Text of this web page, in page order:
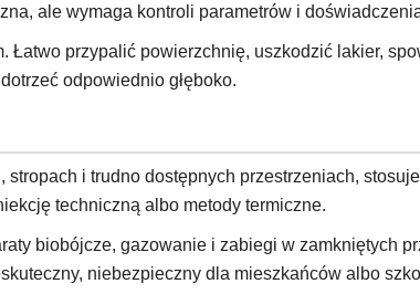
ale wymaga kontroli parametrów i
Łatwo przypalić powierzchnię, uszkodzić lakier,
odpowiednio głęboko.
i trudno dostępnych przestrzeniach,
techniczną albo metody termiczne.
biobójcze, gazowanie i zabiegi w zamkniętych
niebezpieczny dla mieszkańców albo